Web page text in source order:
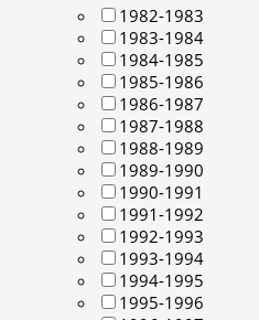
1982-1983
1983-1984
1984-1985
1985-1986
1986-1987
1987-1988
1988-1989
1989-1990
1990-1991
1991-1992
1992-1993
1993-1994
1994-1995
1995-1996